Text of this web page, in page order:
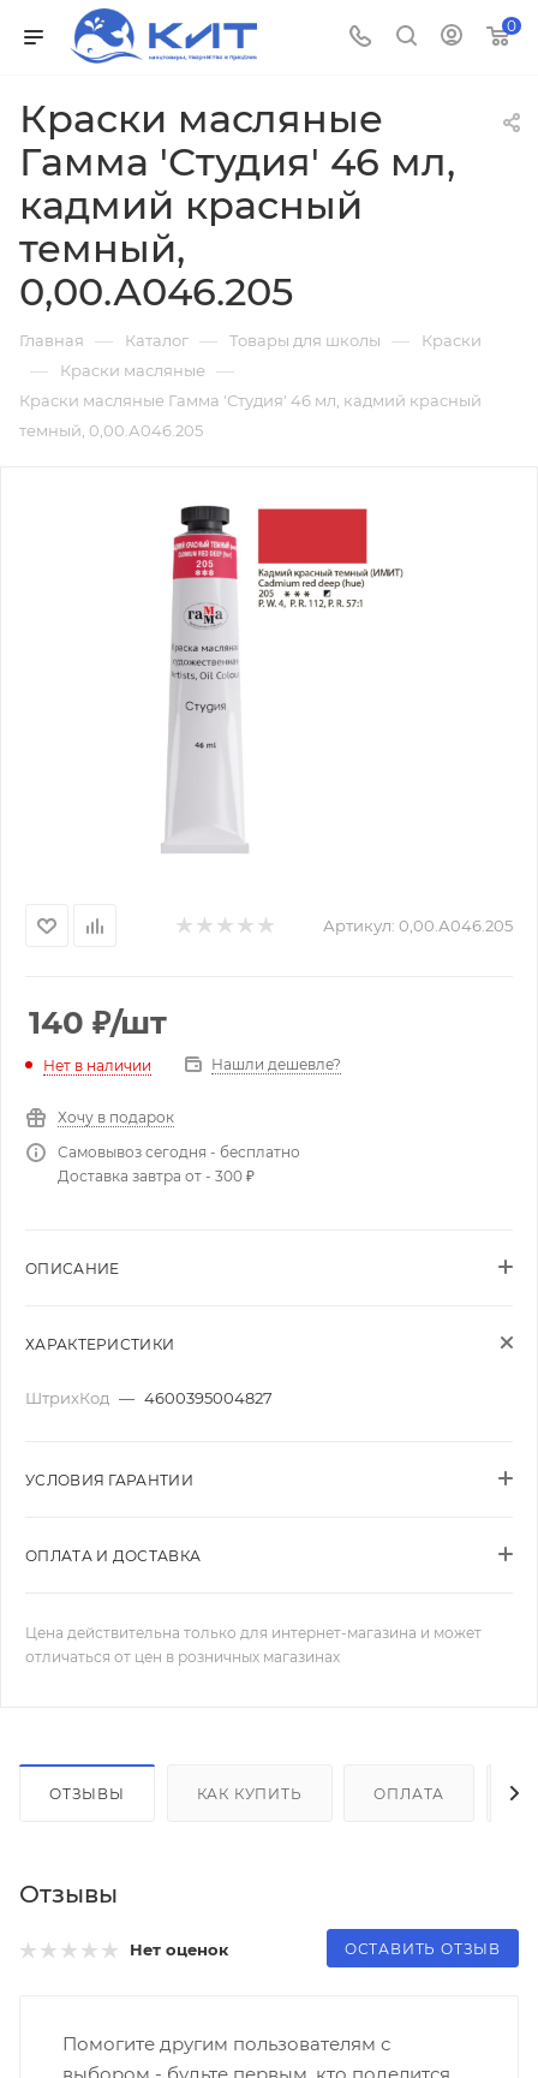
0
Краски масляные
Гамма 'Студия' 46 мл,
кадмий красный
темный,
0,00.А046.205
Главная — Каталог — Товары для школы — Краски
— Краски масляные —
Краски масляные Гамма 'Студия' 46 мл, кадмий красный
темный, 0,00.А046.205
Артикул: 0,00.А046.205
140 ₽/шт
Нет в наличии Нашли дешевле?
Хочу в подарок
Самовывоз сегодня - бесплатно
Доставка завтра от - 300 ₽
ОПИСАНИЕ
ХАРАКТЕРИСТИКИ
ШтрихКод — 4600395004827
УСЛОВИЯ ГАРАНТИИ
ОПЛАТА И ДОСТАВКА
Цена действительна только для интернет-магазина и может
отличаться от цен в розничных магазинах
ОТЗЫВЫ КАК КУПИТЬ ОПЛАТА
Отзывы
Нет оценок ОСТАВИТЬ ОТЗЫВ
Помогите другим пользователям с